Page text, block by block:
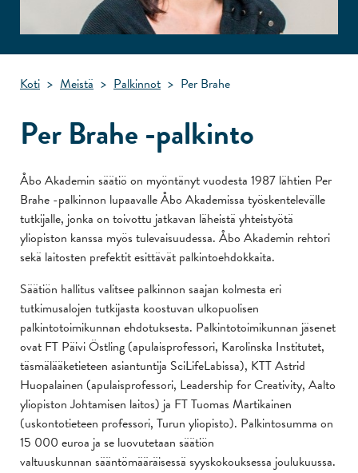
Koti > Meistä > Palkinnot > Per Brahe
Per Brahe -palkinto
Åbo Akademin säätiö on myöntänyt vuodesta 1987 lähtien Per
Brahe -palkinnon lupaavalle Åbo Akademissa työskentelevälle
tutkijalle, jonka on toivottu jatkavan läheistä yhteistyötä
yliopiston kanssa myös tulevaisuudessa. Åbo Akademin rehtori
sekä laitosten prefektit esittävät palkintoehdokkaita.
Säätiön hallitus valitsee palkinnon saajan kolmesta eri
tutkimusalojen tutkijasta koostuvan ulkopuolisen
palkintotoimikunnan ehdotuksesta. Palkintotoimikunnan jäsenet
ovat FT Päivi Östling (apulaisprofessori, Karolinska Institutet,
täsmälääketieteen asiantuntija SciLifeLabissa), KTT Astrid
Huopalainen (apulaisprofessori, Leadership for Creativity, Aalto
yliopiston Johtamisen laitos) ja FT Tuomas Martikainen
(uskontotieteen professori, Turun yliopisto). Palkintosumma on
15 000 euroa ja se luovutetaan säätiön
valtuuskunnan sääntömääräisessä syyskokouksessa joulukuussa.